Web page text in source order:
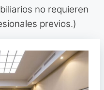
no requieren
previos.)